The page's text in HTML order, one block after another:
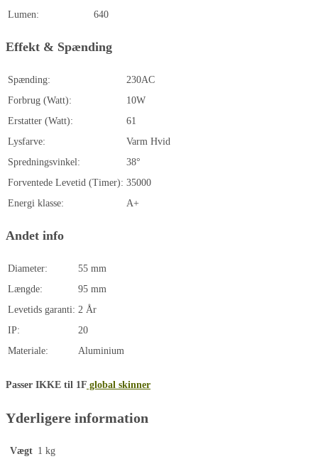
Lumen:
640
Effekt & Spænding
Spænding:
230AC
Forbrug (Watt):
10W
Erstatter (Watt):
61
Lysfarve:
Varm Hvid
Spredningsvinkel:
38°
Forventede Levetid (Timer): 35000
Energi klasse:
A+
Andet info
Diameter:
55 mm
Længde:
95 mm
Levetids garanti: 2 År
IP:
20
Materiale:
Aluminium
Passer IKKE til 1F global skinner
Yderligere information
Vægt 1 kg